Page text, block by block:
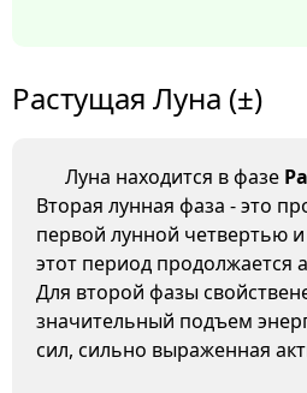
Растущая Луна (±)
Луна находится в фазе
Вторая лунная фаза - это
первой лунной четвертью
этот период продолжается
Для второй фазы
значительный подъем
сил, сильно выраженная